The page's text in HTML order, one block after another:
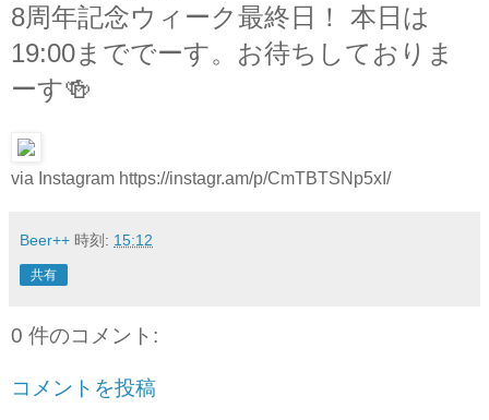
8周年記念ウィーク最終日！ 本日は
19:00まででーす。お待ちしておりま
ーす🍻
via Instagram https://instagr.am/p/CmTBTSNp5xI/
Beer++ 時刻: 15:12
共有
0 件のコメント:
コメントを投稿